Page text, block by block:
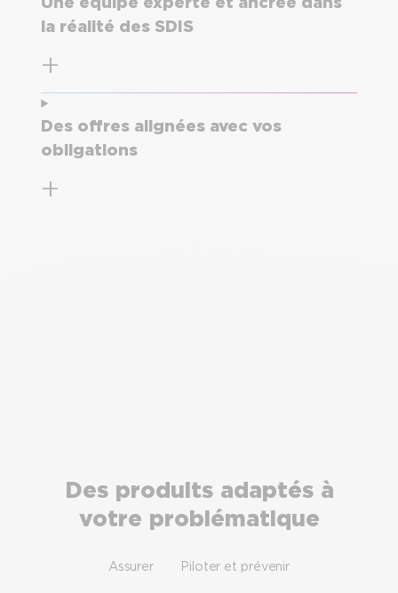
la réalité des SDIS
Des offres alignées avec vos
obligations
Des produits adaptés à
votre problématique
Assurer Piloter et prévenir